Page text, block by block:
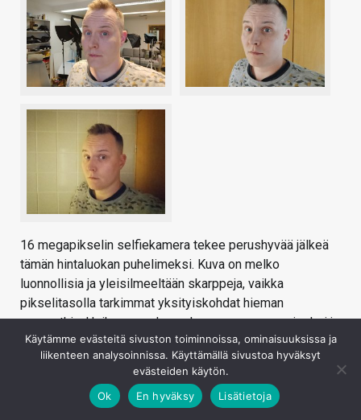
16 megapikselin selfiekamera tekee perushyvää jälkeä
tämän hintaluokan puhelimeksi. Kuva on melko
luonnollisia ja yleisilmeeltään skarppeja, vaikka
pikselitasolla tarkimmat yksityiskohdat hieman
uupuvatkin. Heikossa valossa kuva menee puuroiseksi ja
väreiltään hailakaksi, jos ei näyttöä hyödyntävä apuvalo
ole käytössä.
Käytämme evästeitä sivuston toiminnoissa, ominaisuuksissa ja
liikenteen analysoinnissa. Käyttämällä sivustoa hyväksyt
evästeiden käytön.
Ok
En hyväksy Lisätietoja